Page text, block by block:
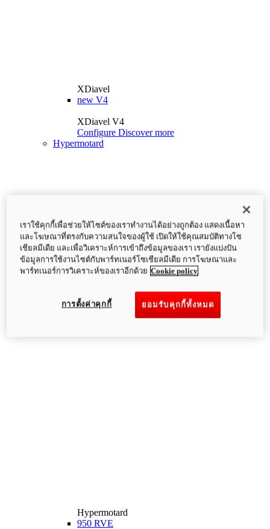
XDiavel
new V4
XDiavel V4
Configure Discover more
Hypermotard
Hypermotard
950 RVE
เราใช้คุกกี้เพื่อช่วยให้ไซต์ของเราทำงานได้อย่างถูกต้อง แสดงเนื้อหา
และโฆษณาที่ตรงกับความสนใจของผู้ใช้ เปิดให้ใช้คุณสมบัติทางโซ
เชียลมีเดีย และเพื่อวิเคราะห์การเข้าถึงข้อมูลของเรา เรายังแบ่งปัน
ข้อมูลการใช้งานไซต์กับพาร์ทเนอร์โซเชียลมีเดีย การโฆษณาและ
พาร์ทเนอร์การวิเคราะห์ของเราอีกด้วย Cookie policy
ยอมรับคุกกี้ทั้งหมด
การตั้งค่าคุกกี้